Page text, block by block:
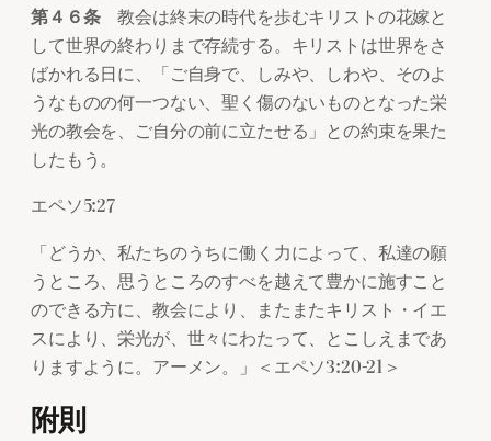
第４６条教会は終末の時代を歩むキリストの花嫁と
して世界の終わりまで存続する。キリストは世界をさ
ばかれる日に、「ご自身で、しみや、しわや、そのよ
うなものの何一つない、聖く傷のないものとなった栄
光の教会を、ご自分の前に立たせる」との約束を果た
したもう。
エペソ5:27
「どうか、私たちのうちに働く力によって、私達の願
うところ、思うところのすべを越えて豊かに施すこと
のできる方に、教会により、またまたキリスト・イエ
スにより、栄光が、世々にわたって、とこしえまであ
りますように。アーメン。」＜エペソ3:20-21＞
附則